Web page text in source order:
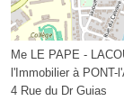
Me LE PAPE -
l'Immobilier à PONT-
4 Rue du Dr Guias